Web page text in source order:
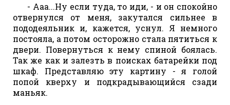
- Ааа...Ну если туда, то иди, - и он спокойно
отвернулся от меня, закутался сильнее в
пододеяльник и, кажется, уснул. Я немного
постояла, а потом осторожно стала пятиться к
двери. Повернуться к нему спиной боялась.
Так же как и залезть в поисках батарейки под
шкаф. Представляю эту картину - я голой
попой кверху и подкрадывающийся сзади
маньяк.